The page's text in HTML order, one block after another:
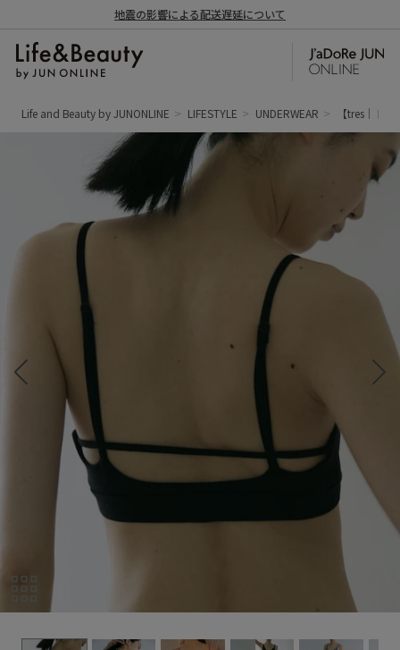
地震の影響による配送遅延について
Life and Beauty by JUNONLINE LIFESTYLE UNDERWEAR 【tres｜ト